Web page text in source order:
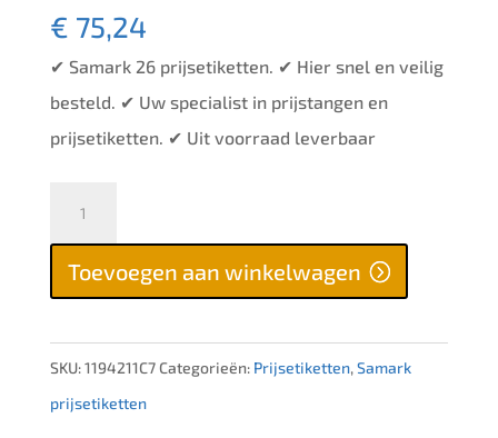
€ 75,24
✔ Samark 26 prijsetiketten. ✔ Hier snel en veilig
besteld. ✔ Uw specialist in prijstangen en
prijsetiketten. ✔ Uit voorraad leverbaar
etiketten,
blauw,
permanent,
36
rollen
Toevoegen aan winkelwagen
SKU:1194211C7Categorieën: Prijsetiketten,Samark
prijsetiketten